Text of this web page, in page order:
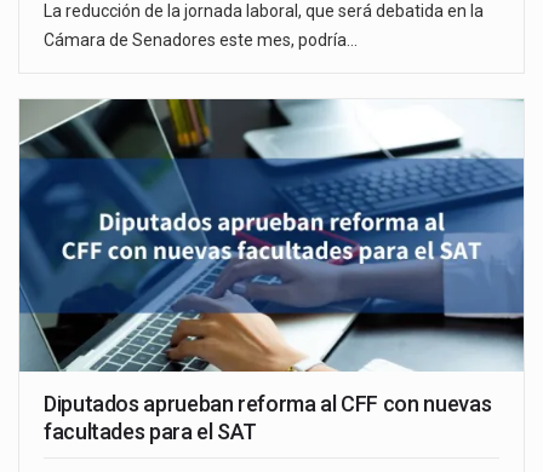
La reducción de la jornada laboral, que será debatida en la
Cámara de Senadores este mes, podría…
Diputados aprueban reforma al CFF con nuevas
facultades para el SAT